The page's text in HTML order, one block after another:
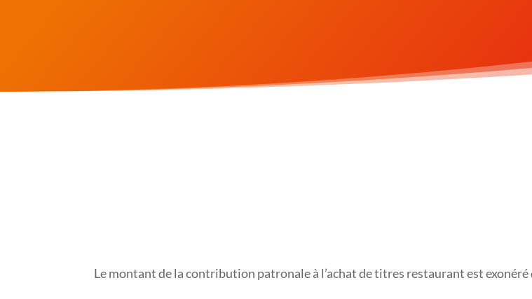
Le montant de la contribution patronale à l’achat de titres restaurant est